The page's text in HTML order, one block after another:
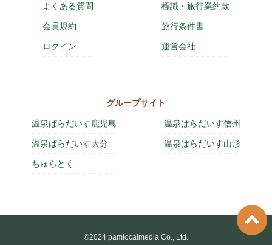
よくある質問
会員規約
ログイン
標識・旅行業約款
旅行条件書
運営会社
グループサイト
温泉ぱらだいす鹿児島
温泉ぱらだいす大分
ちゅらとく
温泉ぱらだいす信州
温泉ぱらだいす山形
©2024 pamlocalmedia Co., Ltd.